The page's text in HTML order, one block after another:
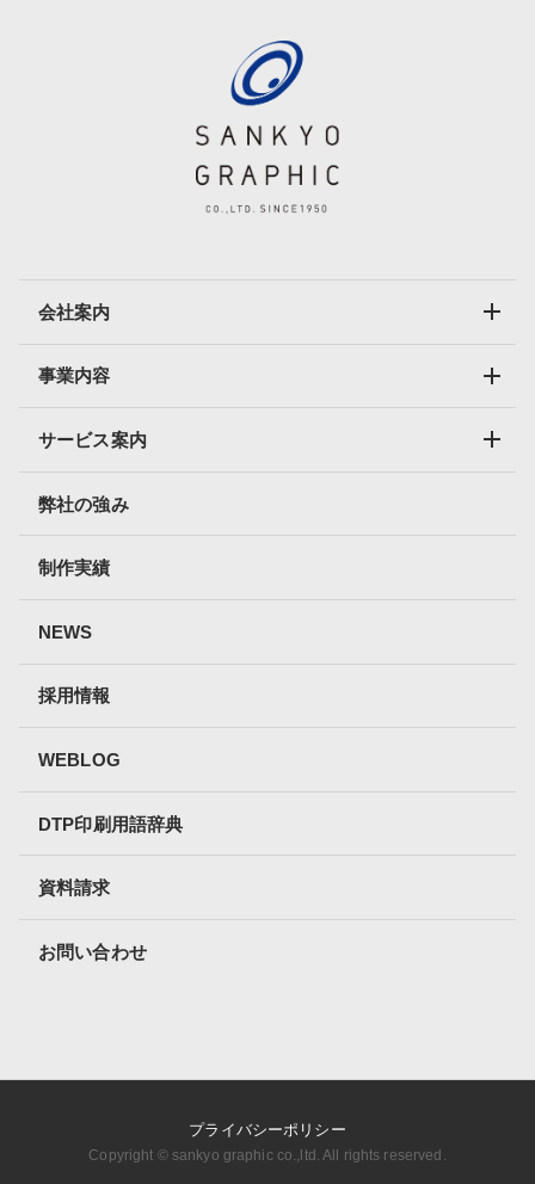
会社案内
事業内容
サービス案内
弊社の強み
制作実績
NEWS
採用情報
WEBLOG
DTP印刷用語辞典
資料請求
お問い合わせ
Copyright ©︎ sankyo graphic co.,ltd. All rights reserved.
プライバシーポリシー